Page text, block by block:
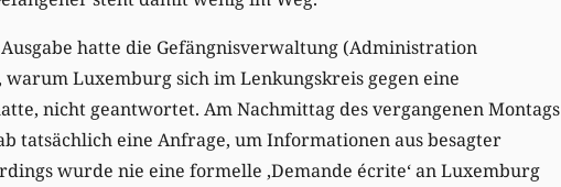
hatte die Gefängnisverwaltung (Administration
Luxemburg sich im Lenkungskreis gegen eine
nicht geantwortet. Am Nachmittag des vergangenen Montags
tatsächlich eine Anfrage, um Informationen aus besagter
wurde nie eine formelle ‚Demande écrite‘ an Luxemburg